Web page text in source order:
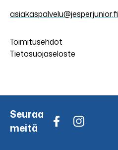
asiakaspalvelu@jesperjunior.fi
Toimitusehdot
Tietosuojaseloste
Seuraa
meitä